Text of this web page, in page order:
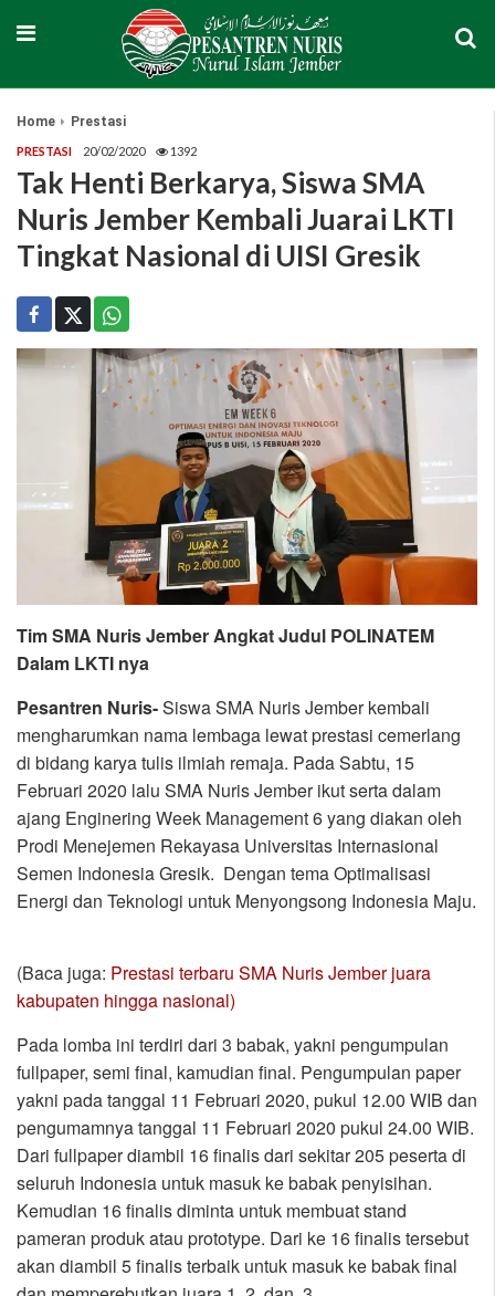
Home Prestasi
PRESTASI 20/02/2020 1392
Tak Henti Berkarya, Siswa SMA
Nuris Jember Kembali Juarai LKTI
Tingkat Nasional di UISI Gresik
Tim SMA Nuris Jember Angkat Judul POLINATEM
Dalam LKTI nya
Pesantren Nuris-Siswa SMA Nuris Jember kembali
mengharumkan nama lembaga lewat prestasi cemerlang
di bidang karya tulis ilmiah remaja. Pada Sabtu, 15
Februari 2020 lalu SMA Nuris Jember ikut serta dalam
ajang Enginering Week Management 6 yang diakan oleh
Prodi Menejemen Rekayasa Universitas Internasional
Semen Indonesia Gresik. Dengan tema Optimalisasi
Energi dan Teknologi untuk Menyongsong Indonesia Maju.
(Baca juga: Prestasi terbaru SMA Nuris Jember juara
kabupaten hingga nasional)
Pada lomba ini terdiri dari 3 babak, yakni pengumpulan
fullpaper, semi final, kamudian final. Pengumpulan paper
yakni pada tanggal 11 Februari 2020, pukul 12.00 WIB dan
pengumamnya tanggal 11 Februari 2020 pukul 24.00 WIB.
Dari fullpaper diambil 16 finalis dari sekitar 205 peserta di
seluruh Indonesia untuk masuk ke babak penyisihan.
Kemudian 16 finalis diminta untuk membuat stand
pameran produk atau prototype. Dari ke 16 finalis tersebut
akan diambil 5 finalis terbaik untuk masuk ke babak final